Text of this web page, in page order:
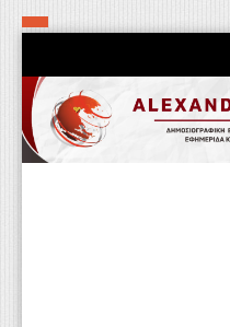
Αρχική
Τα εν δήμω εν οίκω
Πολιτιστικά-Εκκλησιαστικά